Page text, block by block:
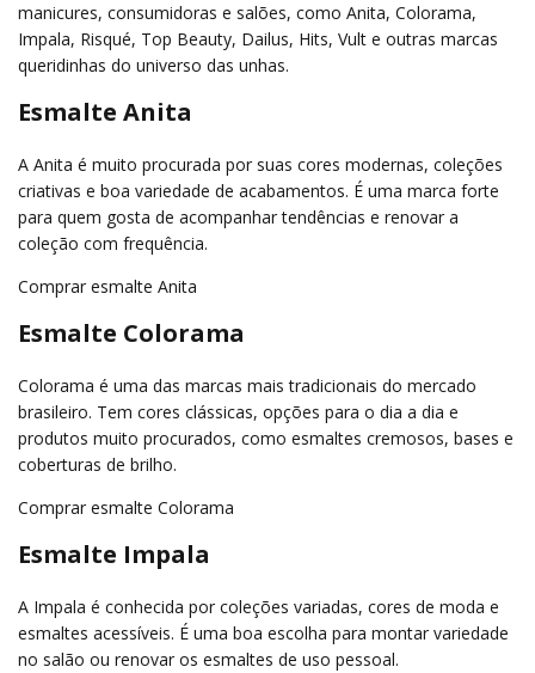
manicures, consumidoras e salões, como Anita, Colorama,
Impala, Risqué, Top Beauty, Dailus, Hits, Vult e outras marcas
queridinhas do universo das unhas.
Esmalte Anita
A Anita é muito procurada por suas cores modernas, coleções
criativas e boa variedade de acabamentos. É uma marca forte
para quem gosta de acompanhar tendências e renovar a
coleção com frequência.
Comprar esmalte Anita
Esmalte Colorama
Colorama é uma das marcas mais tradicionais do mercado
brasileiro. Tem cores clássicas, opções para o dia a dia e
produtos muito procurados, como esmaltes cremosos, bases e
coberturas de brilho.
Comprar esmalte Colorama
Esmalte Impala
A Impala é conhecida por coleções variadas, cores de moda e
esmaltes acessíveis. É uma boa escolha para montar variedade
no salão ou renovar os esmaltes de uso pessoal.